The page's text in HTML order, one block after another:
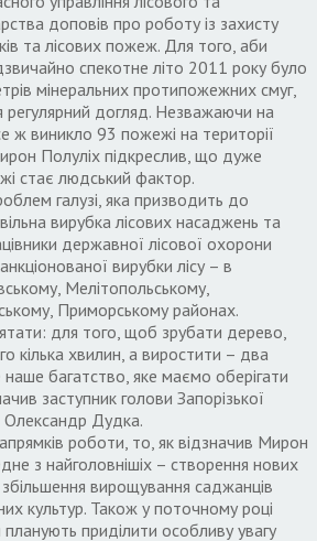
доповів про роботу із захисту
та лісових пожеж. Для того, аби
спекотне літо 2011 року було
мінеральних протипожежних смуг,
регулярний догляд. Незважаючи на
ж виникло 93 пожежі на території
Полуліх підкреслив, що дуже
стає людський фактор.
галузі, яка призводить до
вирубка лісових насаджень та
державної лісової охорони
вирубки лісу – в
Мелітопольському,
Приморському районах.
для того, щоб зрубати дерево,
кілька хвилин, а виростити – два
наше багатство, яке маємо оберігати
заступник голови Запорізької
Олександр Дудка.
роботи, то, як відзначив Мирон
з найголовнішіх – створення нових
вирощування саджанців
культур. Також у поточному році
планують приділити особливу увагу